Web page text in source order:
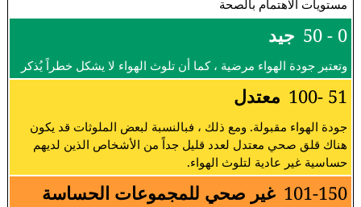
مستويات الاهتمام بالصحة
0 - 50 جيد
وتعتبر جودة الهواء مرضية ، كما أن تلوث الهواء لا يشكل خطراً يُذكر
51 -100 معتدل
جودة الهواء مقبولة. ومع ذلك ، فبالنسبة لبعض الملوثات قد يكون
هناك قلق صحي معتدل لعدد قليل جداً من الأشخاص الذين لديهم
حساسية غير عادية لتلوث الهواء.
101-150 غير صحي للمجموعات الحساسة